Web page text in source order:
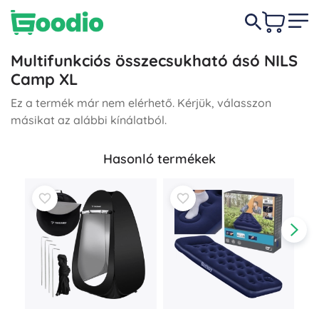
Multifunkciós összecsukható ásó NILS
Camp XL
Ez a termék már nem elérhető. Kérjük, válasszon
másikat az alábbi kínálatból.
Hasonló termékek